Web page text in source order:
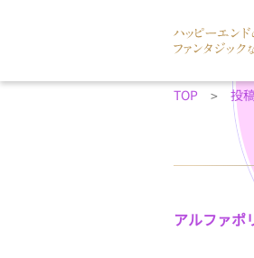
TOP 投
アルファポ